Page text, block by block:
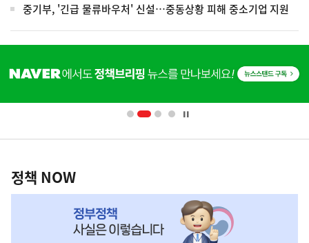
중기부, '긴급 물류바우처' 신설…중동상황 피해 중소기업 지원
단
영
책
NOW,
정책 NOW